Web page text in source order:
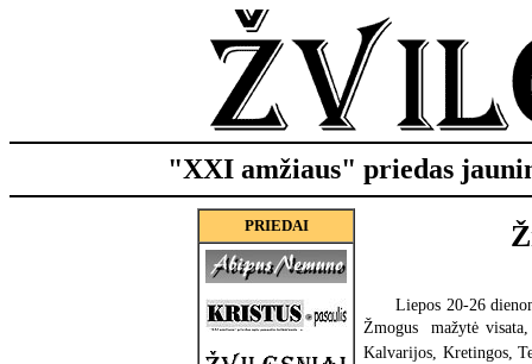
"XXI amžiaus" priedas
PRIEDAI
Liepos 20-26
Žmogus  mažytė
Kalvarijos, Kretingos,